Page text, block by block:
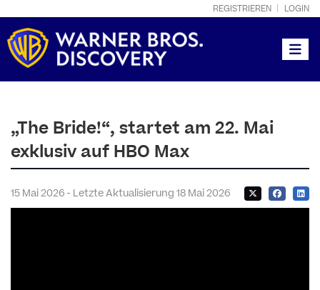
REGISTRIEREN LOGIN
„The Bride!“, startet am 22. Mai
exklusiv auf HBO Max
15 Mai 2026 - Letzte Aktualisierung 18 Mai 2026